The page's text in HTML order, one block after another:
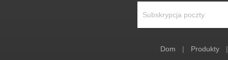
Dom | Produkty |